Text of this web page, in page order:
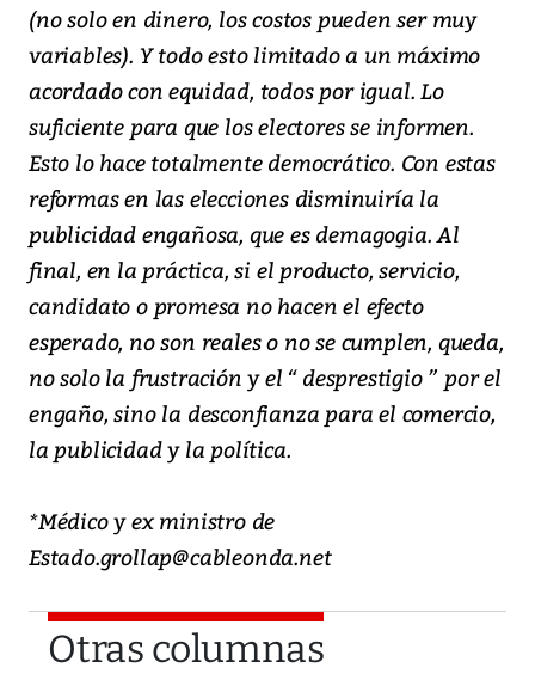
(no solo en dinero, los costos pueden ser muy
variables). Y todo esto limitado a un máximo
acordado con equidad, todos por igual. Lo
suficiente para que los electores se informen.
Esto lo hace totalmente democrático. Con estas
reformas en las elecciones disminuiría la
publicidad engañosa, que es demagogia. Al
final, en la práctica, si el producto, servicio,
candidato o promesa no hacen el efecto
esperado, no son reales o no se cumplen, queda,
no solo la frustración y el “ desprestigio ” por el
engaño, sino la desconfianza para el comercio,
la publicidad y la política.
*Médico y ex ministro de
Estado.grollap@cableonda.net
Otras columnas